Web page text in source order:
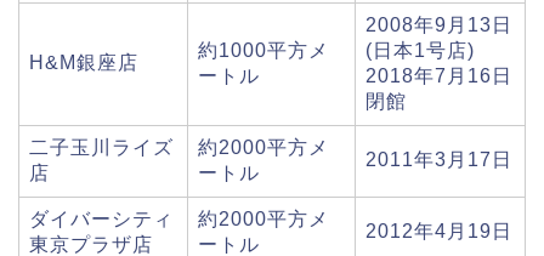
H&M銀座店
約1000平方メ
ートル
2008年9月13日
(日本1号店)
2018年7月16日
閉館
二子玉川ライズ
店
約2000平方メ
ートル
2011年3月17日
ダイバーシティ
東京プラザ店
約2000平方メ
ートル
2012年4月19日